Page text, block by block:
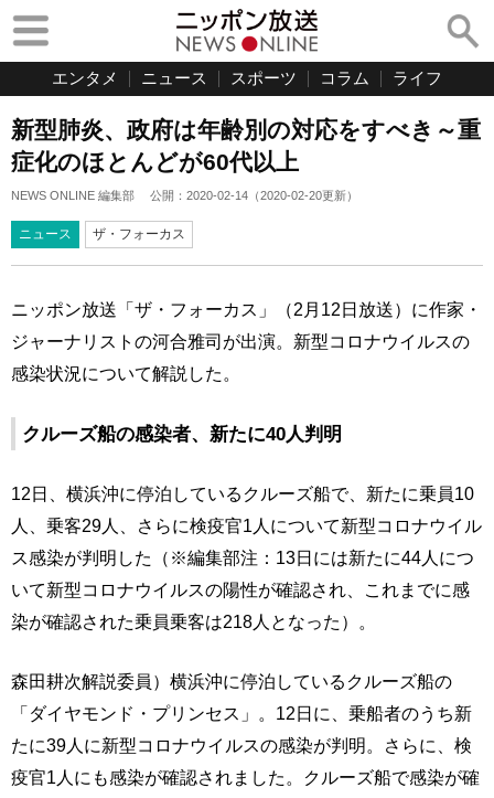
エンタメ ニュース スポーツ コラム ライフ
新型肺炎、政府は年齢別の対応をすべき～重
症化のほとんどが60代以上
NEWS ONLINE 編集部 公開： 2020-02-14 （2020-02-20更新）
ニュース ザ・フォーカス
ニッポン放送「ザ・フォーカス」（2月12日放送）に作家・
ジャーナリストの河合雅司が出演。新型コロナウイルスの
感染状況について解説した。
クルーズ船の感染者、新たに40人判明
12日、横浜沖に停泊しているクルーズ船で、新たに乗員10
人、乗客29人、さらに検疫官1人について新型コロナウイル
ス感染が判明した（※編集部注：13日には新たに44人につ
いて新型コロナウイルスの陽性が確認され、これまでに感
染が確認された乗員乗客は218人となった）。
森田耕次解説委員）横浜沖に停泊しているクルーズ船の
「ダイヤモンド・プリンセス」。12日に、乗船者のうち新
たに39人に新型コロナウイルスの感染が判明。さらに、検
疫官1人にも感染が確認されました。クルーズ船で感染が確